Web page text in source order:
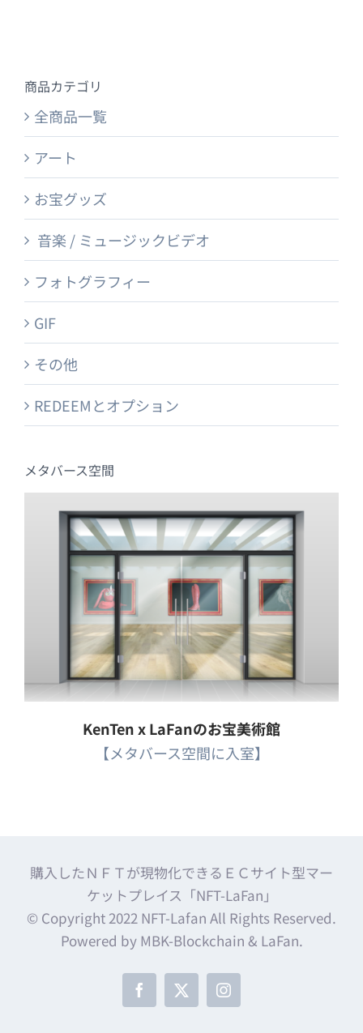
商品カテゴリ
全商品一覧
アート
お宝グッズ
音楽 / ミュージックビデオ
フォトグラフィー
GIF
その他
REDEEMとオプション
メタバース空間
KenTen x LaFanのお宝美術館
【メタバース空間に入室】
購入したＮＦＴが現物化できるＥＣサイト型マー
ケットプレイス「NFT-LaFan」
© Copyright 2022 NFT-Lafan All Rights Reserved.
Powered by MBK-Blockchain & LaFan.